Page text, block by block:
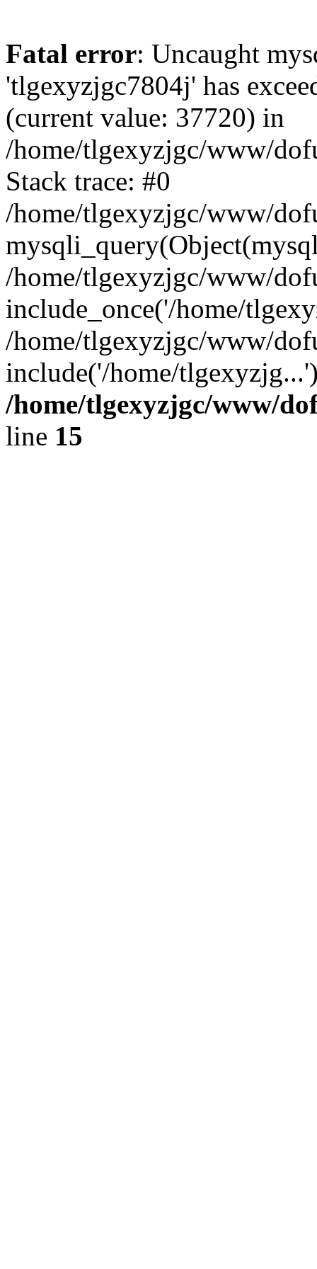
Fatal error: Uncaught
'tlgexyzjgc7804j' has
(current value: 37720) in
/home/tlgexyzjgc/www/
Stack trace: #0
/home/tlgexyzjgc/www/
/home/tlgexyzjgc/www/
include_once('/home/
/home/tlgexyzjgc/www/
include('/home/
/home/tlgexyzjgc/www/
line 15